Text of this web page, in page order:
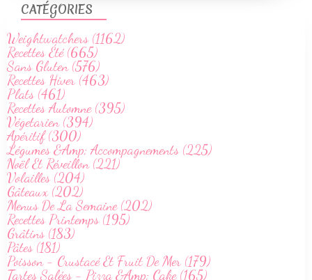
CATÉGORIES
Weightwatchers (1162)
Recettes Été (665)
Sans Gluten (576)
Recettes Hiver (463)
Plats (461)
Recettes Automne (395)
Végetarien (394)
Apéritif (300)
Légumes &Amp; Accompagnements (225)
Noël Et Réveillon (221)
Volailles (204)
Gâteaux (202)
Menus De La Semaine (202)
Recettes Printemps (195)
Grâtins (183)
Pâtes (181)
Poisson - Crustacé Et Fruit De Mer (179)
Tartes Salées - Pizza &Amp; Cake (165)